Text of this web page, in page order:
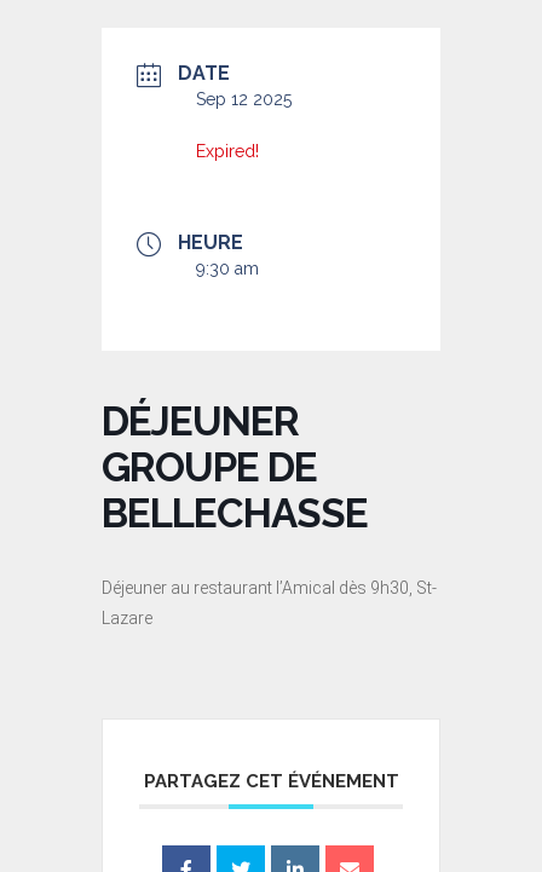
DATE
Sep 12 2025
Expired!
HEURE
9:30 am
DÉJEUNER
GROUPE DE
BELLECHASSE
Déjeuner au restaurant l’Amical dès 9h30, St-
Lazare
PARTAGEZ CET ÉVÉNEMENT